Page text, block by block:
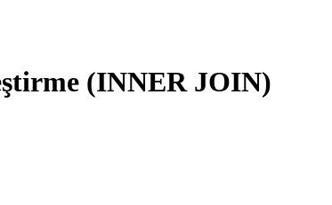
(INNER JOIN)